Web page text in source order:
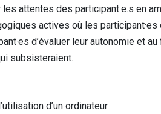
attentes des participant.e.s en
actives où les
d’évaluer leur autonomie et
subsisteraient.
d’un ordinateur